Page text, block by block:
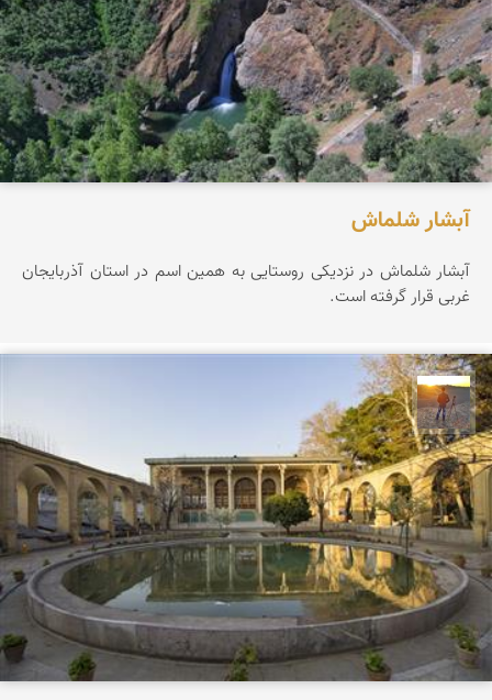
آبشار شلماش
آبشار شلماش در نزدیکی روستایی به همین اسم در استان آذربایجان
غربی قرار گرفته است.
مهدی مخلصیان